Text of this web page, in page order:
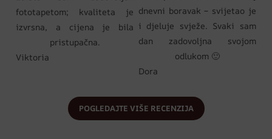
fototapetom; kvaliteta je
izvrsna, a cijena je bila
pristupačna.
Viktoria
dnevni boravak – svijetao je
i djeluje svježe. Svaki sam
dan zadovoljna svojom
odlukom 🙂
Dora
POGLEDAJTE VIŠE RECENZIJA